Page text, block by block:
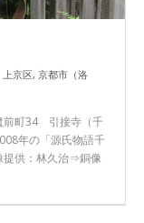
上京区, 京都市（洛
前町34 引接寺（千
年の「源氏物語千
提供：林久治⇒銅像